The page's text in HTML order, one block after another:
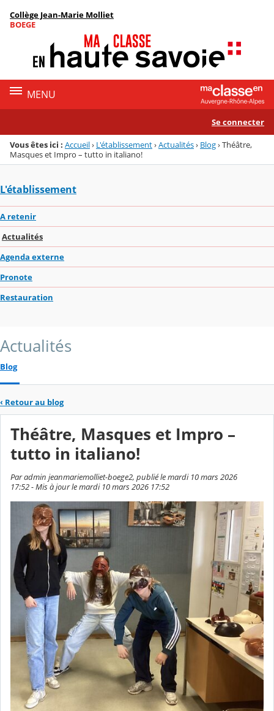
Menu de la rubrique
Contenu
Collège Jean-Marie Molliet
BOEGE
MENU
Se connecter
Vous êtes ici : Accueil› L'établissement›Actualités› Blog›Théâtre,
Masques et Impro – tutto in italiano!
L'établissement
A retenir
Actualités
Agenda externe
Pronote
Restauration
Actualités
Blog
‹ Retour au blog
Théâtre, Masques et Impro –
tutto in italiano!
Par admin jeanmariemolliet-boege2, publié le mardi 10 mars 2026
17:52 - Mis à jour le mardi 10 mars 2026 17:52